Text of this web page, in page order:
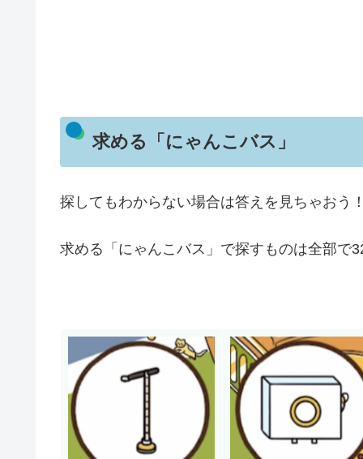
求める「にゃんこバス」
探してもわからない場合は答えを見ちゃおう
求める「にゃんこバス」で探すものは全部で